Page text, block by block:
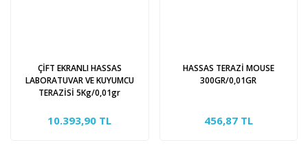
ÇİFT EKRANLI HASSAS
LABORATUVAR VE KUYUMCU
TERAZİSİ 5Kg/0,01gr
10.393,90 TL
HASSAS TERAZİ MOUSE
300GR/0,01GR
456,87 TL